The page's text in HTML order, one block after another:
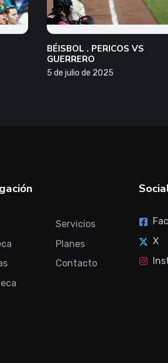
BÉISBOL . PERICOS VS
GUERRERO
5 de julio de 2025
Servicios
Planes
Contacto
X